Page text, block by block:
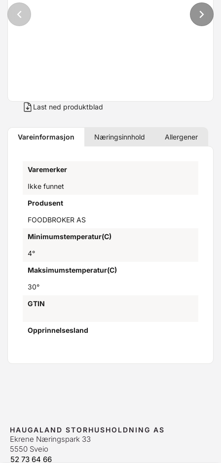
Last ned produktblad
Vareinformasjon Næringsinnhold Allergener
Varemerker
Ikke funnet
Produsent
FOODBROKER AS
Minimumstemperatur(C)
4°
Maksimumstemperatur(C)
30°
GTIN
Opprinnelsesland
HAUGALAND STORHUSHOLDNING AS
Ekrene Næringspark 33
5550 Sveio
52 73 64 66